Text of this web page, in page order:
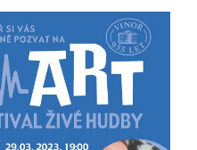
cookies ve
vztahu k Vaší
návštěvě,
ztrácíme
možnost
analýzy
výkonu a